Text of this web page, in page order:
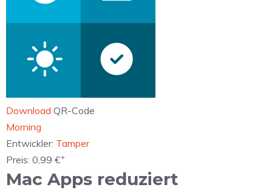
Download QR-Code
‎Morning
Entwickler: Tamper
Preis: 0,99 €+
Mac Apps reduziert